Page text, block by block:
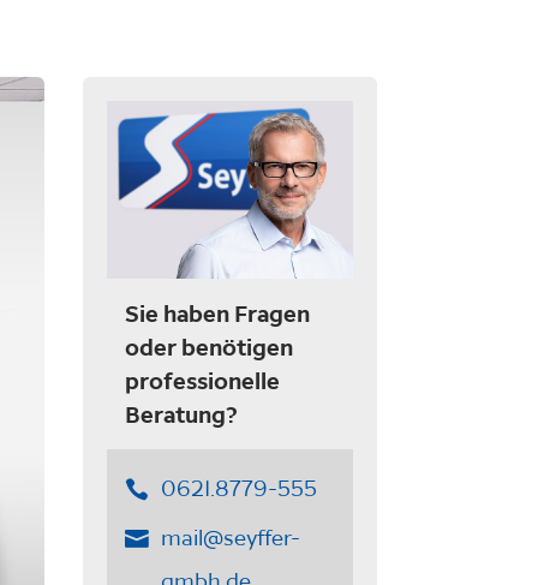
Sie haben Fragen
oder benötigen
professionelle
Beratung?
0621.8779-555
mail@seyffer-